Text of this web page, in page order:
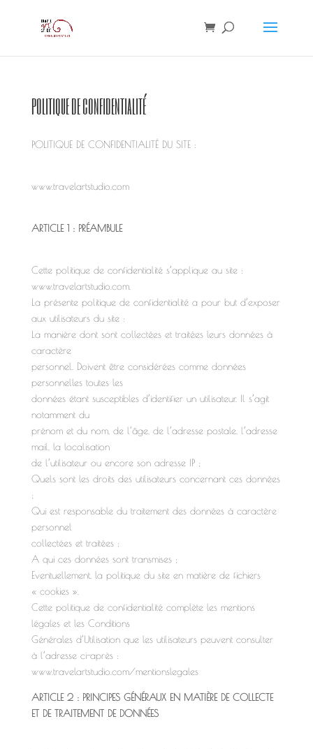
politique de confidentialité
POLITIQUE DE CONFIDENTIALITÉ DU SITE :
www.travelartstudio.com
ARTICLE 1 : PRÉAMBULE
Cette politique de confidentialité s’applique au site :
www.travelartstudio.com.
La présente politique de confidentialité a pour but d’exposer
aux utilisateurs du site :
La manière dont sont collectées et traitées leurs données à
caractère
personnel. Doivent être considérées comme données
personnelles toutes les
données étant susceptibles d’identifier un utilisateur. Il s’agit
notamment du
prénom et du nom, de l’âge, de l’adresse postale, l’adresse
mail, la localisation
de l’utilisateur ou encore son adresse IP ;
Quels sont les droits des utilisateurs concernant ces données
;
Qui est responsable du traitement des données à caractère
personnel
collectées et traitées ;
A qui ces données sont transmises ;
Eventuellement, la politique du site en matière de fichiers
« cookies ».
Cette politique de confidentialité complète les mentions
légales et les Conditions
Générales d’Utilisation que les utilisateurs peuvent consulter
à l’adresse ci-après :
www.travelartstudio.com/mentionslegales
ARTICLE 2 : PRINCIPES GÉNÉRAUX EN MATIÈRE DE COLLECTE
ET DE TRAITEMENT DE DONNÉES